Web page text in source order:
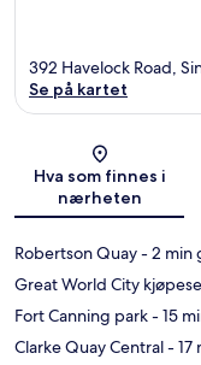
392 Havelock Road,
Se på kartet
Hva som finnes i
nærheten
Robertson Quay- 2 min
Great World City
Fort Canning park- 15
Clarke Quay Central- 17